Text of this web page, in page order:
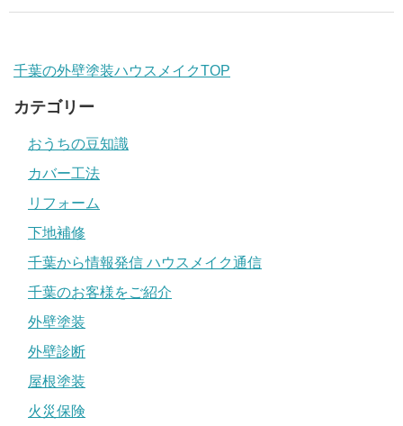
千葉の外壁塗装ハウスメイクTOP
カテゴリー
おうちの豆知識
カバー工法
リフォーム
下地補修
千葉から情報発信 ハウスメイク通信
千葉のお客様をご紹介
外壁塗装
外壁診断
屋根塗装
火災保険